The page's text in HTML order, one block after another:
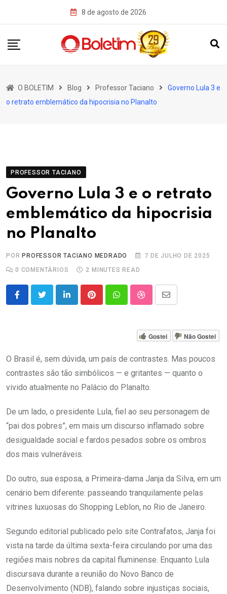
8 de agosto de 2026
O BOLETIM Blog Professor Taciano
Governo Lula 3 e
o retrato emblemático da hipocrisia no Planalto
PROFESSOR TACIANO
Governo Lula 3 e o retrato
emblemático da hipocrisia
no Planalto
POR PROFESSOR TACIANO MEDRADO
7 DE JULHO DE 2025
0 COMENTÁRIOS 2 MINUTES READ
LinkedInPinterestWhatsappStumbleUpon
Share
Email
Gostei Não Gostei
O Brasil é, sem dúvida, um país de contrastes. Mas poucos
contrastes são tão simbólicos — e gritantes — quanto o
vivido atualmente no Palácio do Planalto.
De um lado, o presidente Lula, fiel ao seu personagem de
“pai dos pobres”, em mais um discurso inflamado sobre
desigualdade social e fardos pesados sobre os ombros
dos mais vulneráveis.
Do outro, sua esposa, a Primeira-dama Janja da Silva, em um
cenário bem diferente: passeando tranquilamente pelas
vitrines luxuosas do Shopping Leblon, no Rio de Janeiro.
Segundo editorial publicado pelo site Contrafatos, Janja foi
vista na tarde da última sexta-feira circulando por uma das
regiões mais nobres da capital fluminense. Enquanto Lula
discursava durante a reunião do Novo Banco de
Desenvolvimento (NDB), falando sobre injustiças sociais,